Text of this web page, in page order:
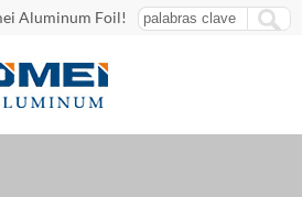
Aluminum Foil!